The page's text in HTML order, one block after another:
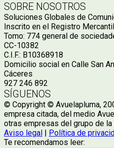
SOBRE NOSOTROS
Soluciones Globales de
Inscrito en el Registro
Tomo: 774 general de
CC-10382
C.I.F.: B10368918
Domicilio social en Calle San
Cáceres
927 246 892
SÍGUENOS
© Copyright © Avuelapluma,
empresa citada, del medio
otras empresas del grupo de
Aviso legal
Política de
Te recomendamos leer: